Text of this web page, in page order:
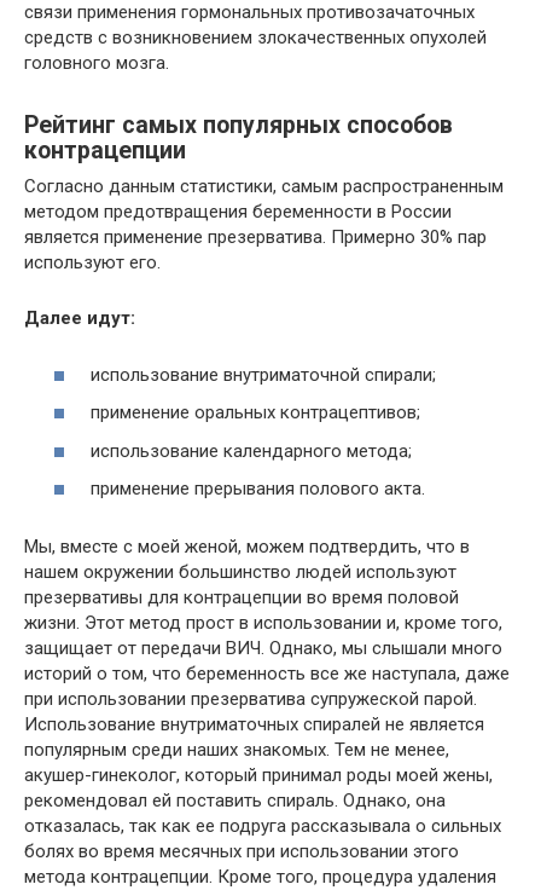
связи применения гормональных противозачаточных
средств с возникновением злокачественных опухолей
головного мозга.
Рейтинг самых популярных способов
контрацепции
Согласно данным статистики, самым распространенным
методом предотвращения беременности в России
является применение презерватива. Примерно 30% пар
используют его.
Далее идут:
использование внутриматочной спирали;
применение оральных контрацептивов;
использование календарного метода;
применение прерывания полового акта.
Мы, вместе с моей женой, можем подтвердить, что в
нашем окружении большинство людей используют
презервативы для контрацепции во время половой
жизни. Этот метод прост в использовании и, кроме того,
защищает от передачи ВИЧ. Однако, мы слышали много
историй о том, что беременность все же наступала, даже
при использовании презерватива супружеской парой.
Использование внутриматочных спиралей не является
популярным среди наших знакомых. Тем не менее,
акушер-гинеколог, который принимал роды моей жены,
рекомендовал ей поставить спираль. Однако, она
отказалась, так как ее подруга рассказывала о сильных
болях во время месячных при использовании этого
метода контрацепции. Кроме того, процедура удаления